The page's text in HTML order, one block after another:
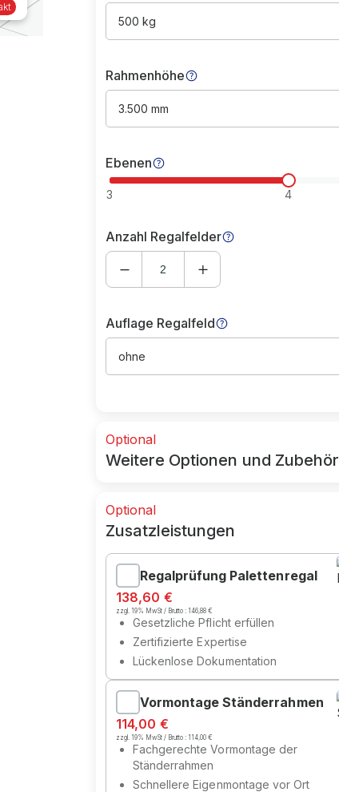
500 kg
Rahmenhöhe
3.500 mm
Ebenen
3 4
Anzahl Regalfelder
Auflage Regalfeld
ohne
Optional
Weitere Optionen und Zubehör
Optional
Zusatzleistungen
Regalprüfung Palettenregal
138,60 €
zzgl. 19% MwSt / Brutto :146,88 €
Gesetzliche Pflicht erfüllen
Zertifizierte Expertise
Lückenlose Dokumentation
Vormontage Ständerrahmen
114,00 €
zzgl. 19% MwSt / Brutto :114,00 €
Fachgerechte Vormontage der
Ständerrahmen
Schnellere Eigenmontage vor Ort